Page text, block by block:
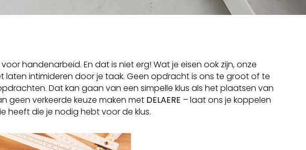
handenarbeid. En dat is niet erg! Wat je eisen ook zijn, onze
intimideren door je taak. Geen opdracht is ons te groot of te
Dat kan gaan van een simpelle klus als het plaatsen van
geen verkeerde keuze maken met DELAERE – laat ons je koppelen
die je nodig hebt voor de klus.